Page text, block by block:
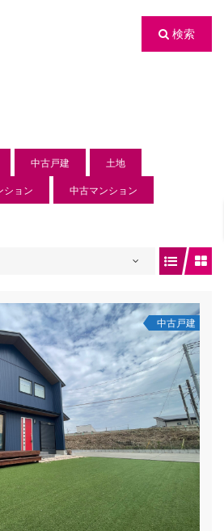
検索
中古戸建
土地
ション
中古マンション
中古戸建
wp-